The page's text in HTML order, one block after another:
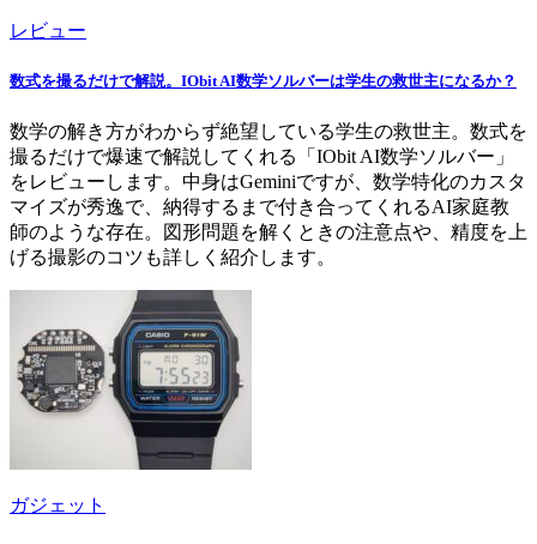
レビュー
数式を撮るだけで解説。IObit AI数学ソルバーは学生の救世主になるか？
数学の解き方がわからず絶望している学生の救世主。数式を
撮るだけで爆速で解説してくれる「IObit AI数学ソルバー」
をレビューします。中身はGeminiですが、数学特化のカスタ
マイズが秀逸で、納得するまで付き合ってくれるAI家庭教
師のような存在。図形問題を解くときの注意点や、精度を上
げる撮影のコツも詳しく紹介します。
ガジェット